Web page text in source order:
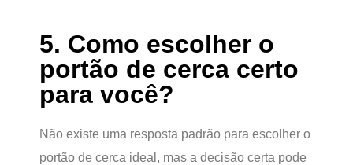
5. Como escolher o
portão de cerca certo
para você?
Não existe uma resposta padrão para escolher o
portão de cerca ideal, mas a decisão certa pode